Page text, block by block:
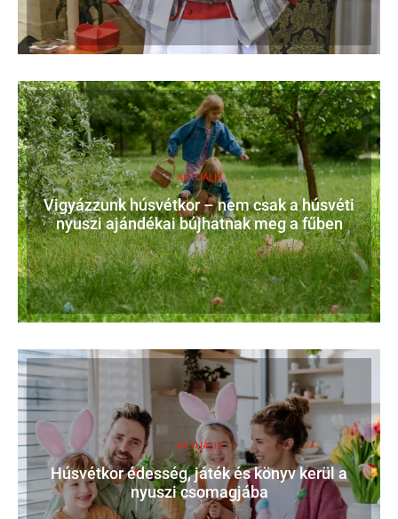
AKTUÁLIS
Vigyázzunk húsvétkor – nem csak a húsvéti
nyuszi ajándékai bújhatnak meg a fűben
AKTUÁLIS
Húsvétkor édesség, játék és könyv kerül a
nyuszi csomagjába